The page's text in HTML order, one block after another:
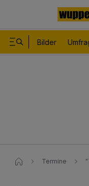
Bilder
Termine